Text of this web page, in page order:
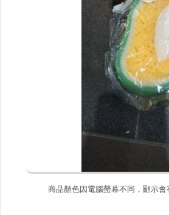
商品顏色因電腦螢幕不同，顯示會